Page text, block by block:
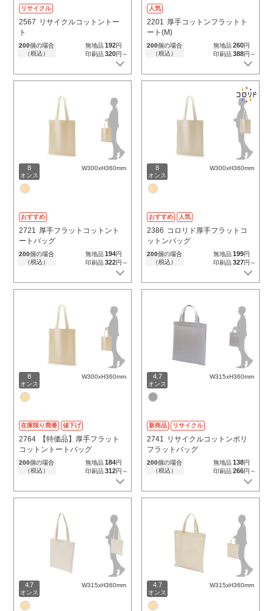
リサイクル
2567 リサイクルコットントー
ト
200個の場合
（税込）
無地品192円
印刷品320円～
人気
2201 厚手コットンフラットト
ート(M)
200個の場合
（税込）
無地品260円
印刷品388円～
8
オンス
W300xH360mm
おすすめ
2721 厚手フラットコットント
ートバッグ
200個の場合
（税込）
無地品194円
印刷品322円～
8
オンス
W300xH360mm
おすすめ 人気
2386 コロリド厚手フラットコ
ットンバッグ
200個の場合
（税込）
無地品199円
印刷品327円～
8
オンス
W300xH360mm
在庫限り廃番 値下げ
2764
【特価品】厚手フラット
コットントートバッグ
200個の場合
（税込）
無地品184円
印刷品312円～
4.7
オンス
W315xH360mm
新商品 リサイクル
2741 リサイクルコットンポリ
フラットバッグ
200個の場合
（税込）
無地品138円
印刷品266円～
4.7
オンス
W315xH360mm 4.7
オンス
W315xH360mm